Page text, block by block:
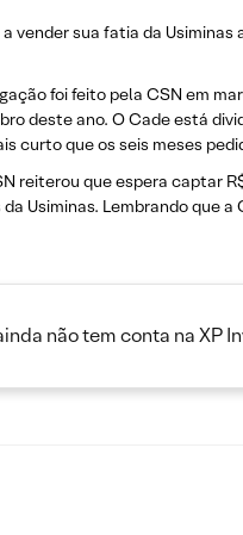
vender sua fatia da
foi feito pela CSN em
deste ano. O Cade está
curto que os seis meses
reiterou que espera captar
Usiminas. Lembrando que
não tem conta na XP